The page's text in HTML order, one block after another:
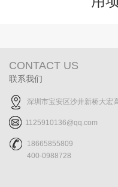
CONTACT US
联系我们
深圳市宝安区沙井新桥大宏
1125910136@qq.com
18665855809
400-0988728